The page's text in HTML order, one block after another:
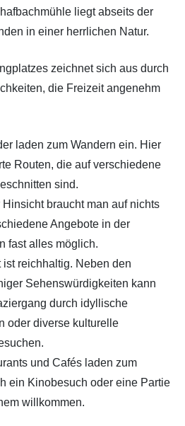
liegt abseits der
in einer herrlichen Natur.
zeichnet sich aus durch
die Freizeit angenehm
laden zum Wandern ein. Hier
Routen, die auf verschiedene
sind.
braucht man auf nichts
Angebote in der
fast alles möglich.
ist reichhaltig. Neben den
Sehenswürdigkeiten kann
durch idyllische
oder diverse kulturelle
und Cafés laden zum
ein Kinobesuch oder eine Partie
willkommen.